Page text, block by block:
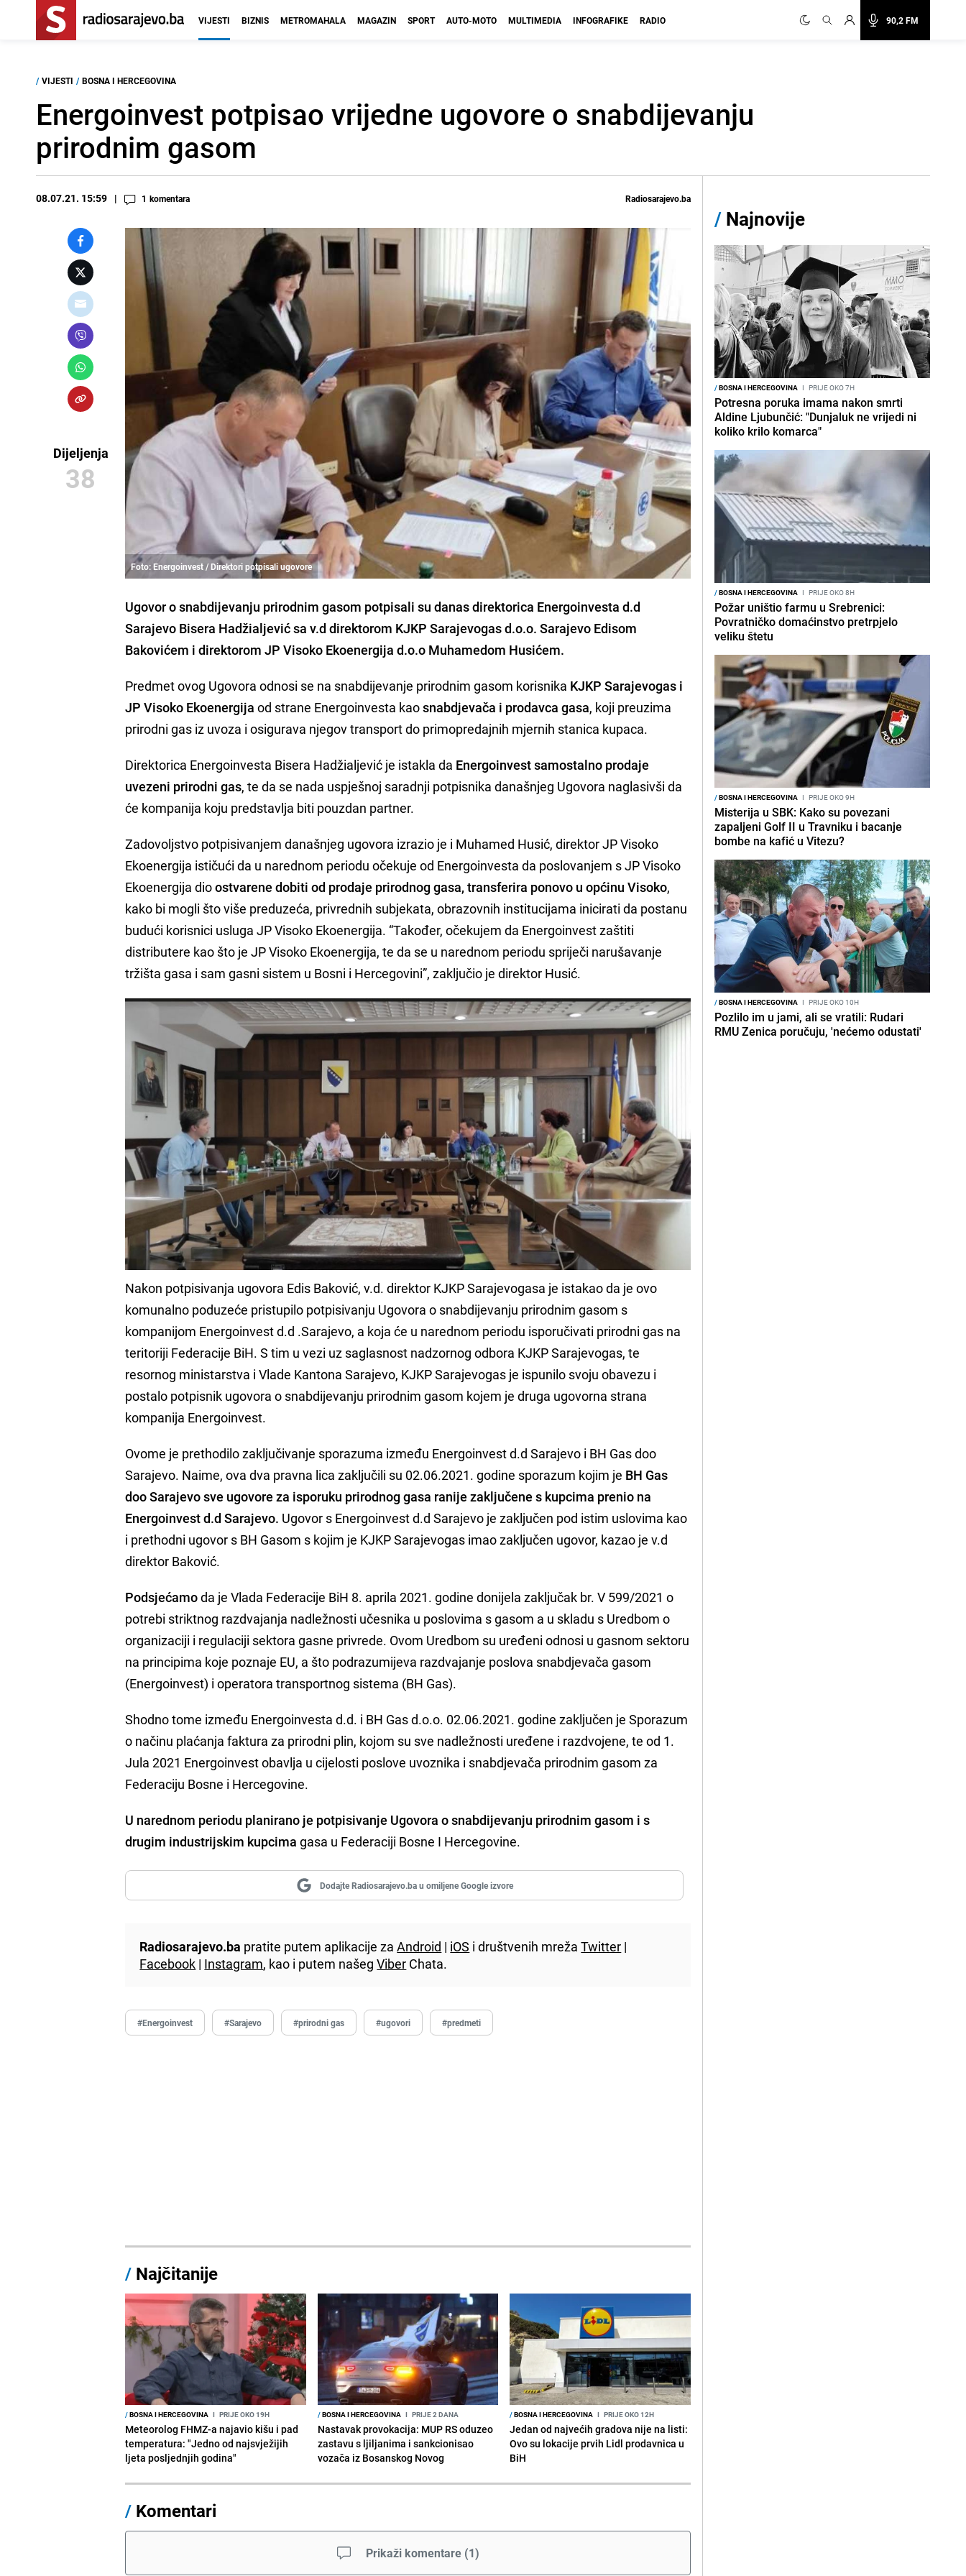
90,2 FM
VIJESTI BIZNIS METROMAHALA MAGAZIN SPORT AUTO-MOTO MULTIMEDIA INFOGRAFIKE RADIO
/ VIJESTI / BOSNA I HERCEGOVINA
Energoinvest potpisao vrijedne ugovore o snabdijevanju
prirodnim gasom
08.07.21. 15:59 1 komentara Radiosarajevo.ba
Dijeljenja
38
Foto: Energoinvest / Direktori potpisali ugovore
Ugovor o snabdijevanju prirodnim gasom potpisali su danas direktorica Energoinvesta d.d
Sarajevo Bisera Hadžialjevićsa v.d direktorom KJKP Sarajevogas d.o.o. Sarajevo Edisom
Bakovićem i direktorom JP Visoko Ekoenergija d.o.o Muhamedom Husićem.
Predmet ovog Ugovora odnosi se na snabdijevanje prirodnim gasom korisnika KJKP Sarajevogas i
JP Visoko Ekoenergija od strane Energoinvesta kaosnabdjevača i prodavca gasa, koji preuzima
prirodni gas iz uvoza i osigurava njegov transport do primopredajnih mjernih stanica kupaca.
Direktorica Energoinvesta Bisera Hadžialjević je istakla da Energoinvest samostalno prodaje
uvezeni prirodni gas, te da se nada uspješnoj saradnji potpisnika današnjeg Ugovora naglasivši da
će kompanija koju predstavlja biti pouzdan partner.
Zadovoljstvo potpisivanjem današnjeg ugovora izrazio je i Muhamed Husić, direktor JP Visoko
Ekoenergija ističući da u narednom periodu očekuje od Energoinvesta da poslovanjem s JP Visoko
Ekoenergija dioostvarene dobiti od prodaje prirodnog gasa, transferira ponovo u općinu Visoko,
kako bi mogli što više preduzeća, privrednih subjekata, obrazovnih institucijama inicirati da postanu
budući korisnici usluga JP Visoko Ekoenergija. “Također, očekujem da Energoinvest zaštiti
distributere kao što je JP Visoko Ekoenergija, te da se u narednom periodu spriječi narušavanje
tržišta gasa i sam gasni sistem u Bosni i Hercegovini”, zaključio je direktor Husić.
Nakon potpisivanja ugovora Edis Baković, v.d. direktor KJKP Sarajevogasa je istakao da je ovo
komunalno poduzeće pristupilo potpisivanju Ugovora o snabdijevanju prirodnim gasom s
kompanijom Energoinvest d.d .Sarajevo, a koja će u narednom periodu isporučivati prirodni gas na
teritoriji Federacije BiH. S tim u vezi uz saglasnost nadzornog odbora KJKP Sarajevogas, te
resornog ministarstva i Vlade Kantona Sarajevo, KJKP Sarajevogas je ispunilo svoju obavezu i
postalo potpisnik ugovora o snabdijevanju prirodnim gasom kojem je druga ugovorna strana
kompanija Energoinvest.
Ovome je prethodilo zaključivanje sporazuma između Energoinvest d.d Sarajevo i BH Gas doo
Sarajevo. Naime, ova dva pravna lica zaključili su 02.06.2021. godine sporazum kojim je BH Gas
doo Sarajevo sve ugovore za isporuku prirodnog gasa ranije zaključene s kupcima prenio na
Energoinvest d.d Sarajevo. Ugovor s Energoinvest d.d Sarajevo je zaključen pod istim uslovima kao
i prethodni ugovor s BH Gasom s kojim je KJKP Sarajevogas imao zaključen ugovor, kazao je v.d
direktor Baković.
Podsjećamoda je Vlada Federacije BiH 8. aprila 2021. godine donijela zaključak br. V 599/2021 o
potrebi striktnog razdvajanja nadležnosti učesnika u poslovima s gasom a u skladu s Uredbom o
organizaciji i regulaciji sektora gasne privrede. Ovom Uredbom su uređeni odnosi u gasnom sektoru
na principima koje poznaje EU, a što podrazumijeva razdvajanje poslova snabdjevača gasom
(Energoinvest) i operatora transportnog sistema (BH Gas).
Shodno tome između Energoinvesta d.d. i BH Gas d.o.o. 02.06.2021. godine zaključen je Sporazum
o načinu plaćanja faktura za prirodni plin, kojom su sve nadležnosti uređene i razdvojene, te od 1.
Jula 2021 Energoinvest obavlja u cijelosti poslove uvoznika i snabdjevača prirodnim gasom za
Federaciju Bosne i Hercegovine.
U narednom periodu planirano je potpisivanje Ugovora o snabdijevanju prirodnim gasom i s
drugim industrijskim kupcima gasa u Federaciji Bosne I Hercegovine.
Dodajte Radiosarajevo.ba u omiljene Google izvore
Radiosarajevo.ba pratite putem aplikacije zaAndroid | iOS i društvenih mrežaTwitter |
Facebook | Instagram, kao i putem našegViber Chata.
#Energoinvest #Sarajevo #prirodni gas #ugovori #predmeti
/ Najčitanije
/BOSNA I HERCEGOVINA I PRIJE OKO 19H
Meteorolog FHMZ-a najavio kišu i pad
temperatura: "Jedno od najsvježijih
ljeta posljednjih godina"
/BOSNA I HERCEGOVINA I PRIJE 2 DANA
Nastavak provokacija: MUP RS oduzeo
zastavu s ljiljanima i sankcionisao
vozača iz Bosanskog Novog
/BOSNA I HERCEGOVINA I PRIJE OKO 12H
Jedan od najvećih gradova nije na listi:
Ovo su lokacije prvih Lidl prodavnica u
BiH
/ Komentari
Prikaži komentare (1)
/ Najnovije
/BOSNA I HERCEGOVINA I PRIJE OKO 7H
Potresna poruka imama nakon smrti
Aldine Ljubunčić: "Dunjaluk ne vrijedi ni
koliko krilo komarca"
/BOSNA I HERCEGOVINA I PRIJE OKO 8H
Požar uništio farmu u Srebrenici:
Povratničko domaćinstvo pretrpjelo
veliku štetu
/BOSNA I HERCEGOVINA I PRIJE OKO 9H
Misterija u SBK: Kako su povezani
zapaljeni Golf II u Travniku i bacanje
bombe na kafić u Vitezu?
/BOSNA I HERCEGOVINA I PRIJE OKO 10H
Pozlilo im u jami, ali se vratili: Rudari
RMU Zenica poručuju, 'nećemo odustati'